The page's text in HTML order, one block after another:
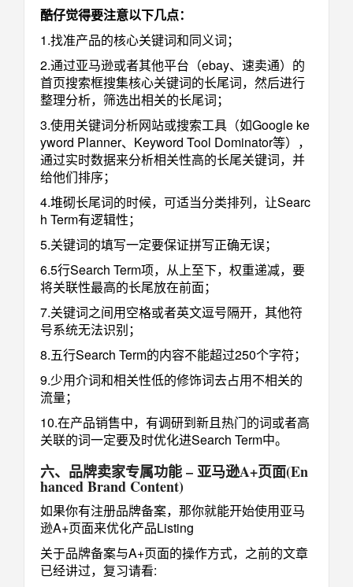
酷仔觉得要注意以下几点：
1.找准产品的核心关键词和同义词；
2.通过亚马逊或者其他平台（ebay、速卖通）的
首页搜索框搜集核心关键词的长尾词，然后进行
整理分析，筛选出相关的长尾词；
3.使用关键词分析网站或搜索工具（如Google ke
yword Planner、Keyword Tool Dominator等），
通过实时数据来分析相关性高的长尾关键词，并
给他们排序；
4.堆砌长尾词的时候，可适当分类排列，让Searc
h Term有逻辑性；
5.关键词的填写一定要保证拼写正确无误；
6.5行Search Term项，从上至下，权重递减，要
将关联性最高的长尾放在前面；
7.关键词之间用空格或者英文逗号隔开，其他符
号系统无法识别；
8.五行Search Term的内容不能超过250个字符；
9.少用介词和相关性低的修饰词去占用不相关的
流量；
10.在产品销售中，有调研到新且热门的词或者高
关联的词一定要及时优化进Search Term中。
六、品牌卖家专属功能 – 亚马逊A+页面(En
hanced Brand Content)
如果你有注册品牌备案，那你就能开始使用亚马
逊A+页面来优化产品Listing
关于品牌备案与A+页面的操作方式，之前的文章
已经讲过，复习请看: